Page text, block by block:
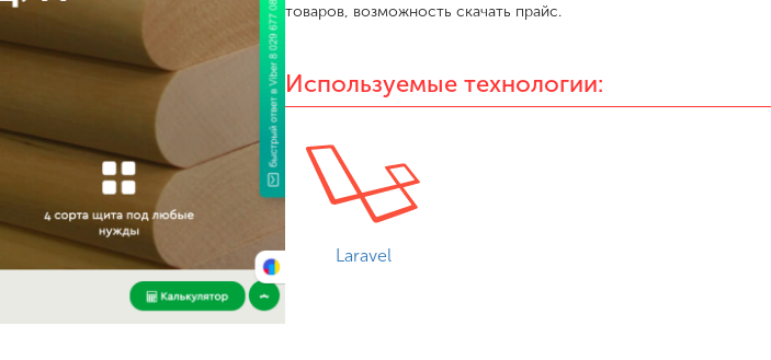
товаров, возможность скачать прайс.
Используемые технологии:
Laravel